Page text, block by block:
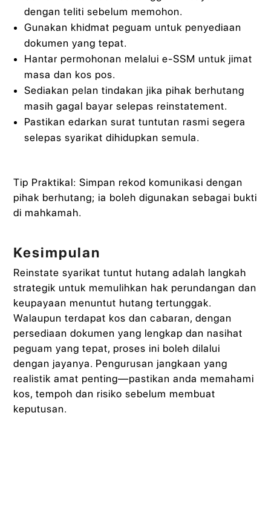
dengan teliti sebelum memohon.
Gunakan khidmat peguam untuk penyediaan
dokumen yang tepat.
Hantar permohonan melalui e-SSM untuk jimat
masa dan kos pos.
Sediakan pelan tindakan jika pihak berhutang
masih gagal bayar selepas reinstatement.
Pastikan edarkan surat tuntutan rasmi segera
selepas syarikat dihidupkan semula.
Tip Praktikal: Simpan rekod komunikasi dengan
pihak berhutang; ia boleh digunakan sebagai bukti
di mahkamah.
Kesimpulan
Reinstate syarikat tuntut hutang adalah langkah
strategik untuk memulihkan hak perundangan dan
keupayaan menuntut hutang tertunggak.
Walaupun terdapat kos dan cabaran, dengan
persediaan dokumen yang lengkap dan nasihat
peguam yang tepat, proses ini boleh dilalui
dengan jayanya. Pengurusan jangkaan yang
realistik amat penting—pastikan anda memahami
kos, tempoh dan risiko sebelum membuat
keputusan.